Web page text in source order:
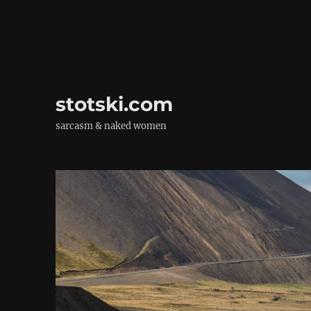
stotski.com
sarcasm & naked women